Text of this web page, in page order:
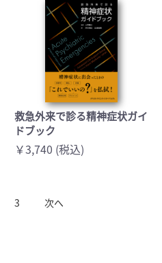
救急外来で診る精神症状ガイ
ドブック
￥3,740 (税込)
3 次へ